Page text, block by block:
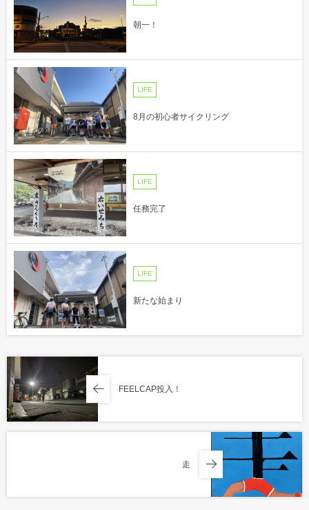
朝一！
LIFE
8月の初心者サイクリング
LIFE
任務完了
LIFE
新たな始まり
FEELCAP投入！
走